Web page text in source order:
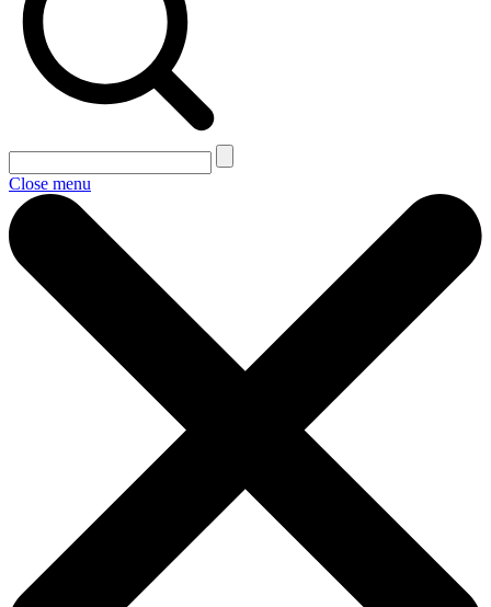
Close menu